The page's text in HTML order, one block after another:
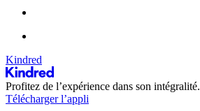
Kindred
Profitez de l’expérience dans son intégralité.
Télécharger l’appli